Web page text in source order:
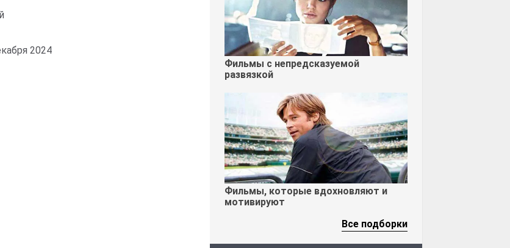
2024
Фильмы с непредсказуемой
развязкой
Фильмы, которые вдохновляют и
мотивируют
Все подборки